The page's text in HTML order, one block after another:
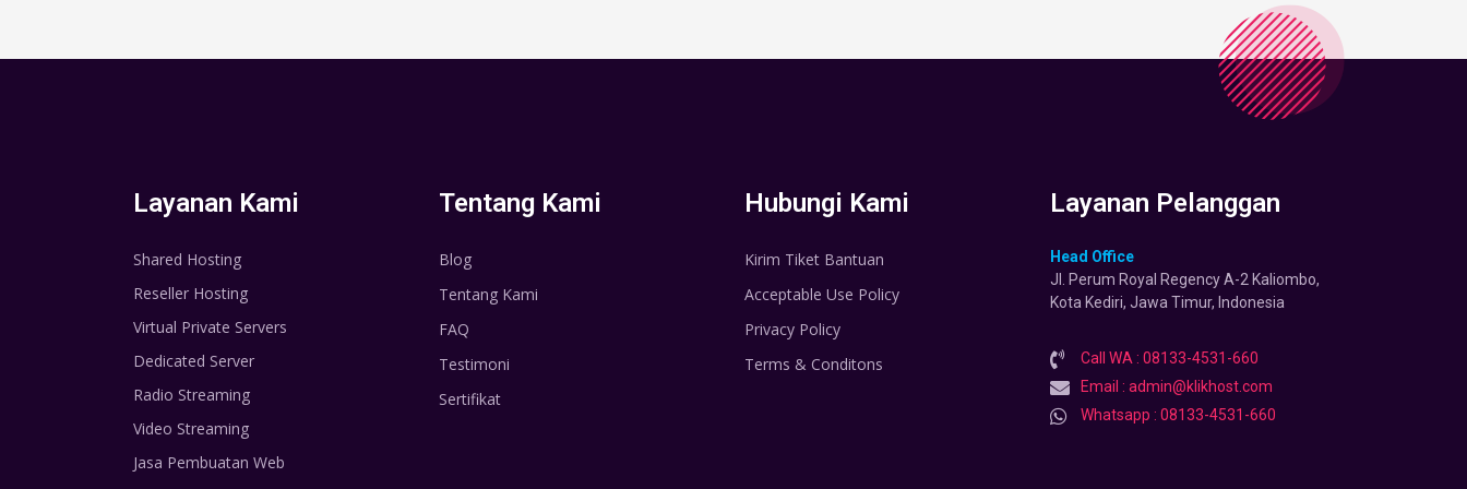
Layanan Kami
Shared Hosting
Reseller Hosting
Virtual Private Servers
Dedicated Server
Radio Streaming
Video Streaming
Jasa Pembuatan Web
Tentang Kami
Blog
Tentang Kami
FAQ
Testimoni
Sertifikat
Hubungi Kami
Kirim Tiket Bantuan
Acceptable Use Policy
Privacy Policy
Terms & Conditons
Layanan Pelanggan
Head Office
Jl. Perum Royal Regency A-2 Kaliombo,
Kota Kediri, Jawa Timur, Indonesia
Call WA : 08133-4531-660
Email : admin@klikhost.com
Whatsapp : 08133-4531-660